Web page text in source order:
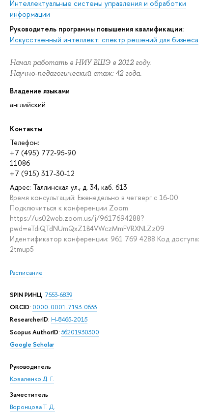
Интеллектуальные системы управления и обработки
информации
Руководитель программы повышения квалификации:
Искусственный интеллект: спектр решений для бизнеса
Начал работать в НИУ ВШЭ в 2012 году.
Научно-педагогический стаж: 42 года.
Владение языками
английский
Контакты
Телефон:
+7 (495) 772-95-90
11086
+7 (915) 317-30-12
Адрес: Таллинская ул., д. 34, каб. 613
Время консультаций: Еженедельно в четверг с 16-00
Подключиться к конференции Zoom
https://us02web.zoom.us/j/9617694288?
pwd=eTdiQTdNUmQxZ1B4VWczMmFVRXNLZz09
Идентификатор конференции: 961 769 4288 Код доступа:
2tmup5
Расписание
SPIN РИНЦ:7553-6839
ORCID: 0000-0001-7193-0633
ResearcherID: H-8465-2015
Scopus AuthorID: 56201930300
Google Scholar
Руководитель
Коваленко Д. Г.
Заместитель
Воронцова Т. Д.